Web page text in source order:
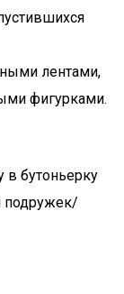
лентами,
фигурками.
в бутоньерку
подружек/